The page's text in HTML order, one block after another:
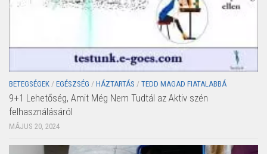
BETEGSÉGEK / EGÉSZSÉG / HÁZTARTÁS / TEDD MAGAD FIATALABBÁ
9+1 Lehetőség, Amit Még Nem Tudtál az Aktiv szén
felhasználásáról
MÁJUS 20, 2024